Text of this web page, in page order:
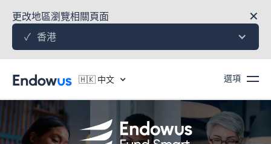
更改地區瀏覽相關頁面 ✕
✓ 香港
🇭🇰 中文 選項